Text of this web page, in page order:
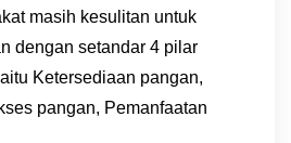
masih kesulitan untuk
dengan setandar 4 pilar
Ketersediaan pangan,
pangan, Pemanfaatan